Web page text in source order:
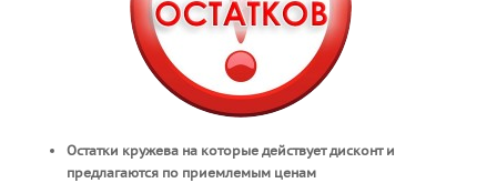
Остатки кружева на которые действует дисконт и
предлагаются по приемлемым ценам